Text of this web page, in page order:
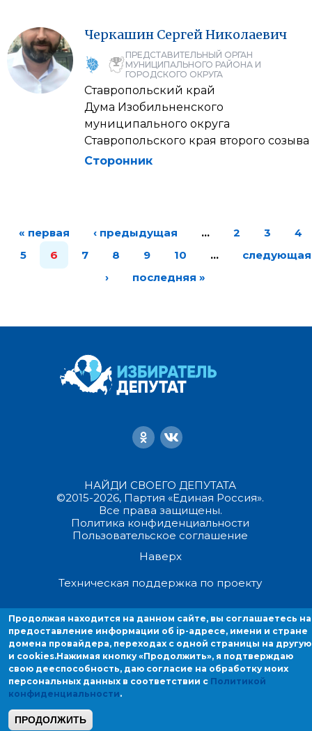
Черкашин СергейНиколаевич
ПРЕДСТАВИТЕЛЬНЫЙ ОРГАН
МУНИЦИПАЛЬНОГО РАЙОНА И
ГОРОДСКОГО ОКРУГА
Ставропольский край
Дума Изобильненского
муниципального округа
Ставропольского края второго созыва
Сторонник
« первая ‹ предыдущая … 2 3
4
5
6 7 8 9 10 …
следующая
›
последняя »
НАЙДИ СВОЕГО ДЕПУТАТА
©2015-2026, Партия «Единая Россия».
Все права защищены.
Политика конфиденциальности
Пользовательское соглашение
Наверх
Техническая поддержка по проекту
Продолжая находиться на данном сайте, вы соглашаетесь на
предоставление информации об ip-адресе, имени и стране домена
провайдера, переходах с одной страницы на другую и cookies.
Продолжая находится на данном сайте, вы соглашаетесь на
предоставление информации об ip-адресе, имени и стране
домена провайдера, переходах с одной страницы на другую
и cookies.Нажимая кнопку «Продолжить», я подтверждаю
свою дееспособность, даю согласие на обработку моих
персональных данных в соответствии с Политикой
конфиденциальности.
ПРОДОЛЖИТЬ